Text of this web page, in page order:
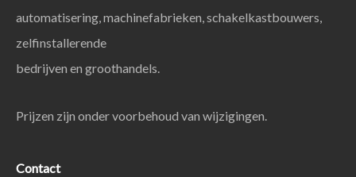
automatisering, machinefabrieken, schakelkastbouwers,
zelfinstallerende
bedrijven en groothandels.
Prijzen zijn onder voorbehoud van wijzigingen.
Contact